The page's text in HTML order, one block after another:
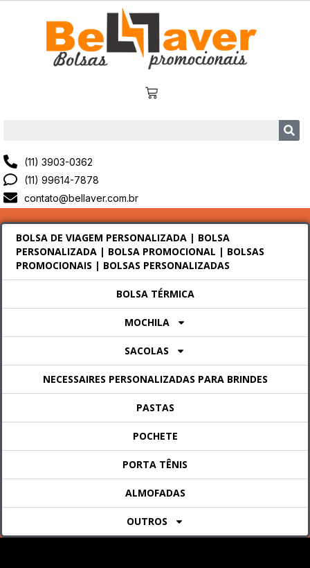
(11) 3903-0362
(11) 99614-7878
contato@bellaver.com.br
BOLSA DE VIAGEM PERSONALIZADA | BOLSA
PERSONALIZADA | BOLSA PROMOCIONAL | BOLSAS
PROMOCIONAIS | BOLSAS PERSONALIZADAS
BOLSA TÉRMICA
MOCHILA
SACOLAS
NECESSAIRES PERSONALIZADAS PARA BRINDES
PASTAS
POCHETE
PORTA TÊNIS
ALMOFADAS
OUTROS